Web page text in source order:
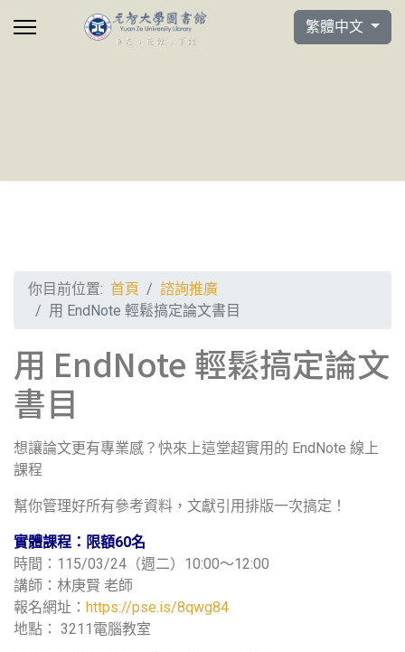
選擇你的語言
繁體中文
你目前位置: 首頁
諮詢推廣
用 EndNote 輕鬆搞定論文書目
用 EndNote 輕鬆搞定論文
書目
想讓論文更有專業感？快來上這堂超實用的 EndNote 線上
課程
幫你管理好所有參考資料，文獻引用排版一次搞定！
實體課程：限額60名
時間：115/03/24（週二）10:00～12:00
講師：林庚賢 老師
報名網址： https://pse.is/8qwg84
地點： 3211電腦教室